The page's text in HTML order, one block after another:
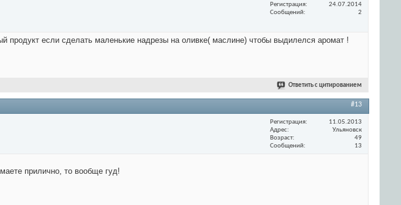
Регистрация
24.07.2014
Сообщений
2
продукт если сделать маленькие надрезы на оливке( маслине) чтобы выдилелся аромат !
Ответить с цитированием
#13
Регистрация
11.05.2013
Адрес
Ульяновск
Возраст
49
Сообщений
13
прилично, то вообще гуд!